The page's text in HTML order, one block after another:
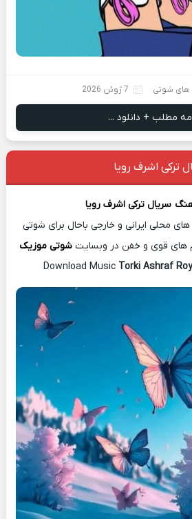
های شوتی 7 ژوئن 2026
مطلب + دانلود ...
ترکی اشرف رویا
گ سریال ترکی اشرف رویا
محلی ایرانی و خارجی باحال برای شوتی
های قوی و خفن در وبسایتشوتی موزیک
Download Music Torki Ashraf